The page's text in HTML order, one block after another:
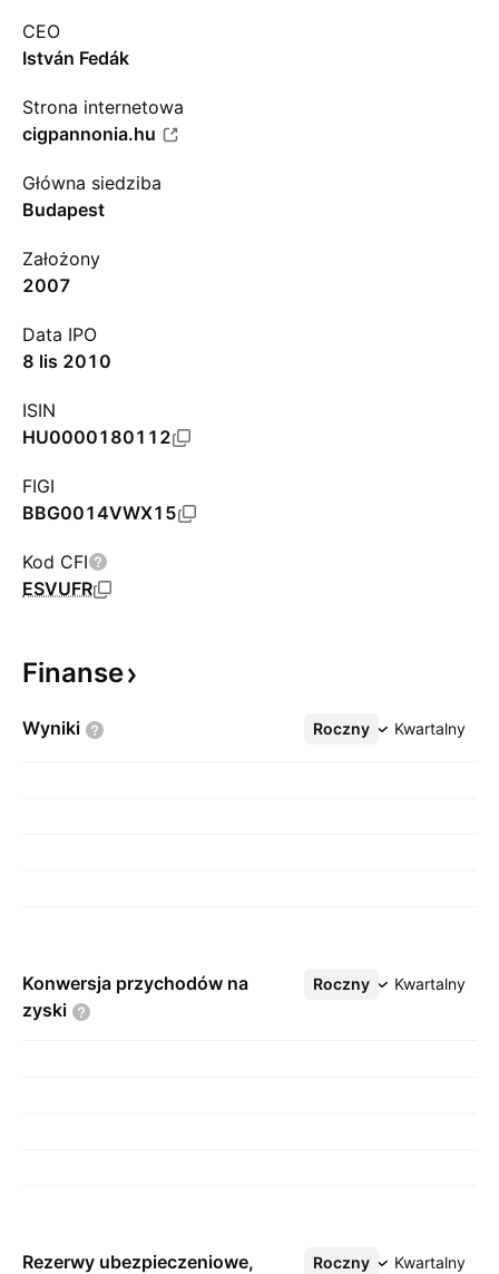
CEO
István Fedák
Strona internetowa
cigpannonia.hu
Główna siedziba
Budapest
Założony
2007
Data IPO
8 lis 2010
ISIN
HU0000180112
FIGI
BBG0014VWX15
Kod CFI
ESVUFR
Finanse
Wyniki Roczny Kwartalny
Więcej
Konwersja przychodów na
zyski
Roczny Kwartalny
Więcej
Rezerwy ubezpieczeniowe,
Roczny Kwartalny
Więcej